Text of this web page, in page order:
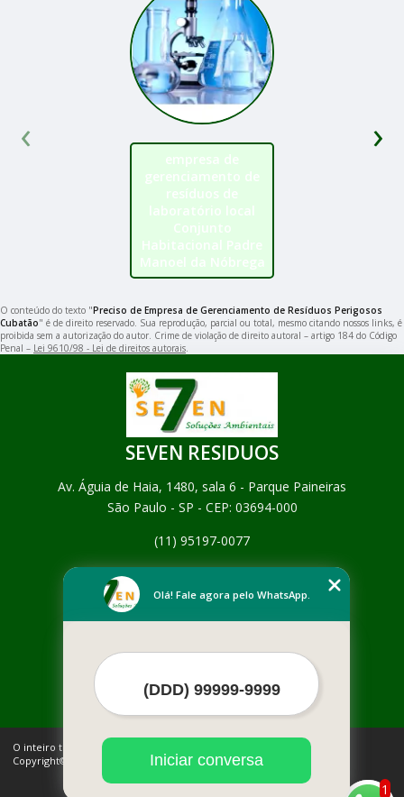
empresa de
gerenciamento de
resíduos de
laboratório local
Conjunto
Habitacional Padre
Manoel da Nóbrega
‹ ›
O conteúdo do texto "Preciso de Empresa de Gerenciamento de Resíduos Perigosos
Cubatão" é de direito reservado. Sua reprodução, parcial ou total, mesmo citando nossos links, é
proibida sem a autorização do autor. Crime de violação de direito autoral – artigo 184 do Código
Penal – Lei 9610/98 - Lei de direitos autorais.
SEVEN RESIDUOS
Av. Águia de Haia, 1480, sala 6 - Parque Paineiras
São Paulo - SP - CEP: 03694-000
(11) 95197-0077
Empresa
Contato
Mais Serviços
O inteiro teor deste site está sujeito à proteção de direitos autorais.
Copyright© SEVEN RESIDUOS (Lei 9610 de 19/02/1998)
1
Olá! Fale agora pelo WhatsApp.
Iniciar conversa